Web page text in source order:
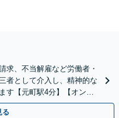
求、不当解雇など労働者・
者として介入し、精神的な
す【元町駅4分】【オンラ
る